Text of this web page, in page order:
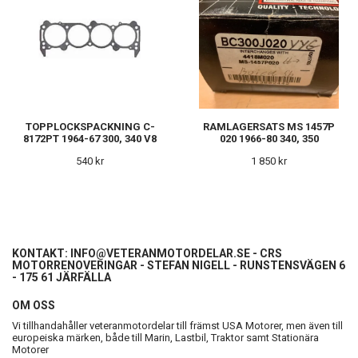
TOPPLOCKSPACKNING C-
8172PT 1964-67 300, 340 V8
540 kr
RAMLAGERSATS MS 1457P
020 1966-80 340, 350
1 850 kr
KONTAKT: INFO@VETERANMOTORDELAR.SE - CRS
MOTORRENOVERINGAR - STEFAN NIGELL - RUNSTENSVÄGEN 6
- 175 61 JÄRFÄLLA
OM OSS
Vi tillhandahåller veteranmotordelar till främst USA Motorer, men även till
europeiska märken, både till Marin, Lastbil, Traktor samt Stationära
Motorer